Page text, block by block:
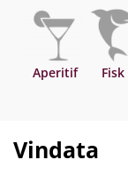
Aperitif Fisk
Vindata